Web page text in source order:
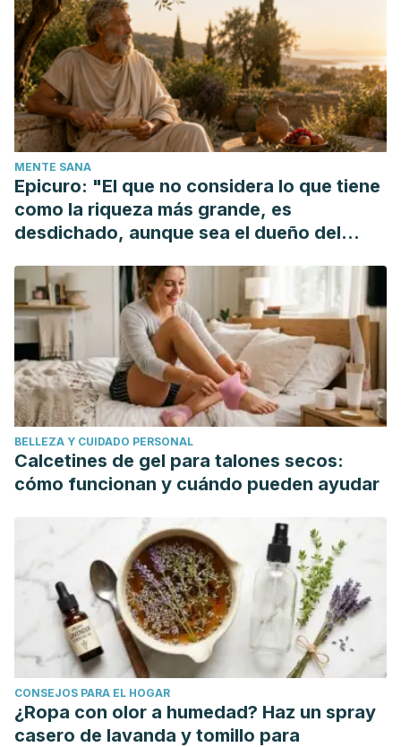
review update.Trends in Food Science and Technology
https://doi.org/10.1016/j.tifs.2014.08.002
Mitchell, C. R. (2009). Rice Starches: Production and
Properties. InStarch . https://doi.org/10.1016/B978-0-12-
746275-2.00013-6
Shao, Y., & Bao, J. (2015). Polyphenols in whole rice grain:
Genetic diversity and health benefits.
https://doi.org/10.1016/j.foodchem.2015.02.027
MENTE SANA
Epicuro: "El que no considera lo que tiene
como la riqueza más grande, es
desdichado, aunque sea el dueño del
BELLEZA Y CUIDADO PERSONAL
Calcetines de gel para talones secos:
cómo funcionan y cuándo pueden ayudar
CONSEJOS PARA EL HOGAR
¿Ropa con olor a humedad? Haz un spray
casero de lavanda y tomillo para